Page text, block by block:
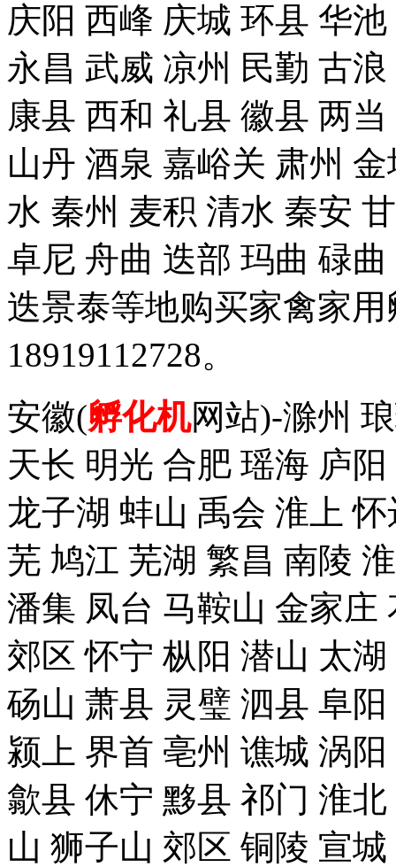
庆阳 西峰 庆城 环县 华
永昌 武威 凉州 民勤 古
康县 西和 礼县 徽县 两
山丹 酒泉 嘉峪关 肃州
水 秦州 麦积 清水 秦安
卓尼 舟曲 迭部 玛曲 碌
迭景泰等地购买家禽家
18919112728。
安徽(孵化机网站)-滁州
天长 明光 合肥 瑶海 庐
龙子湖 蚌山 禹会 淮上
芜 鸠江 芜湖 繁昌 南陵
潘集 凤台 马鞍山 金家庄
郊区 怀宁 枞阳 潜山 太
砀山 萧县 灵璧 泗县 阜
颍上 界首 亳州 谯城 涡
歙县 休宁 黟县 祁门 淮
山 狮子山 郊区 铜陵 宣